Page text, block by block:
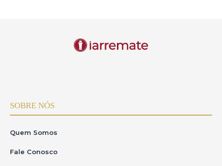
SOBRE NÓS
Quem Somos
Fale Conosco